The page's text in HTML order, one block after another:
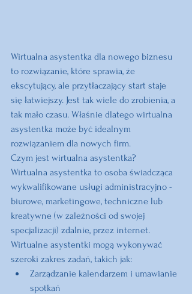
Wirtualna asystentka dla nowego biznesu
to rozwiązanie, które sprawia, że
ekscytujący, ale przytłaczający start staje
się łatwiejszy. Jest tak wiele do zrobienia, a
tak mało czasu. Właśnie dlatego wirtualna
asystentka może być idealnym
rozwiązaniem dla nowych firm.
Czym jest wirtualna asystentka?
Wirtualna asystentka to osoba świadcząca
wykwalifikowane usługi administracyjno -
biurowe, marketingowe, techniczne lub
kreatywne (w zależności od swojej
specjalizacji) zdalnie, przez internet.
Wirtualne asystentki mogą wykonywać
szeroki zakres zadań, takich jak:
Zarządzanie kalendarzem i umawianie
spotkań